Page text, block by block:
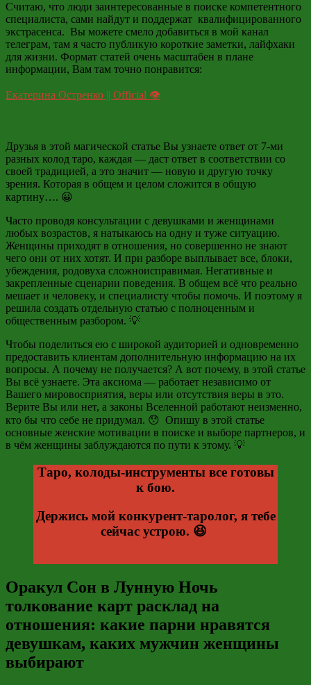
Считаю, что люди заинтересованные в поиске компетентного
специалиста, сами найдут и поддержат квалифицированного
экстрасенса. Вы можете смело добавиться в мой канал
телеграм, там я часто публикую короткие заметки, лайфхаки
для жизни. Формат статей очень масштабен в плане
информации, Вам там точно понравится:
Екатерина Остренко || Official 👁
Друзья в этой магической статье Вы узнаете ответ от 7-ми
разных колод таро, каждая — даст ответ в соответствии со
своей традицией, а это значит — новую и другую точку
зрения. Которая в общем и целом сложится в общую
картину…. 😀
Часто проводя консультации с девушками и женщинами
любых возрастов, я натыкаюсь на одну и туже ситуацию.
Женщины приходят в отношения, но совершенно не знают
чего они от них хотят. И при разборе выплывает все, блоки,
убеждения, родовуха сложноисправимая. Негативные и
закрепленные сценарии поведения. В общем всё что реально
мешает и человеку, и специалисту чтобы помочь. И поэтому я
решила создать отдельную статью с полноценным и
общественным разбором. 💡
Чтобы поделиться ею с широкой аудиторией и одновременно
предоставить клиентам дополнительную информацию на их
вопросы. А почему не получается? А вот почему, в этой статье
Вы всё узнаете. Эта аксиома — работает независимо от
Вашего мировосприятия, веры или отсутствия веры в это.
Верите Вы или нет, а законы Вселенной работают неизменно,
кто бы что себе не придумал. 😯 Опишу в этой статье
основные женские мотивации в поиске и выборе партнеров, и
в чём женщины заблуждаются по пути к этому. 💡
Таро, колоды-инструменты все готовы
к бою.
Держись мой конкурент-таролог, я тебе
сейчас устрою. 😆
Оракул Сон в Лунную Ночь
толкование карт расклад на
отношения: какие парни нравятся
девушкам, каких мужчин женщины
выбирают